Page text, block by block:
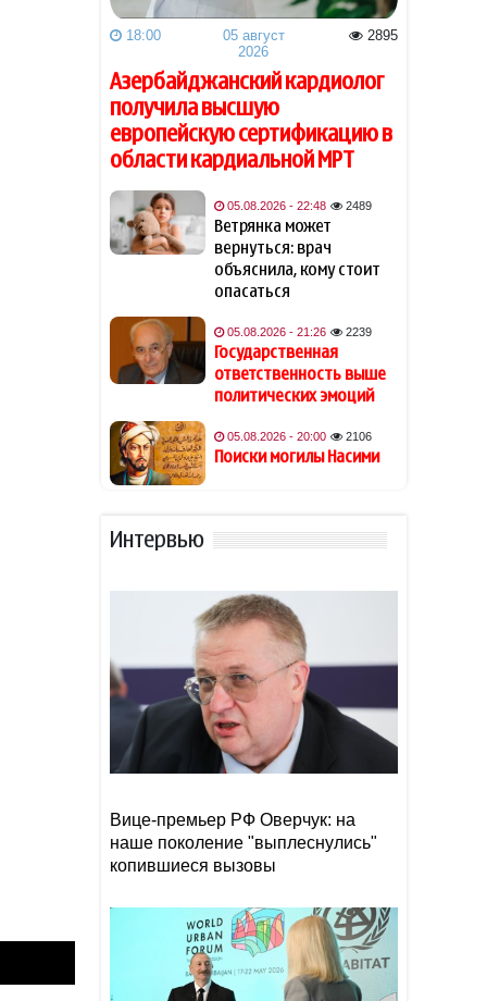
20:20
Радостная новость для
пассажиров бакинского
метро
20:00 Поиски могилы Насими
2.7 млн манатов будет
потрачено на закупку
медицинского кислорода
для больниц Азербайджана
В одном из торговых
несчастный случай
19:48
Хейли Бибер показала
фигуру в эффектном микро-
бикини с металлическим
блеском
спасению Земли после
гибели Солнца
Минимум 89 человек
погибли из-за наводнений в
индийском штате Ассам
19:28
Азербайджанские
тхэквондисты завоевали 22
медали на турнире Batumi
Open
18:00
05 август
2026
2895
Азербайджанский кардиолог
получила высшую
европейскую сертификацию в
области кардиальной МРТ
05.08.2026 - 22:48 2489
Ветрянка может
вернуться: врач
объяснила, кому стоит
опасаться
05.08.2026 - 21:26 2239
Государственная
ответственность выше
политических эмоций
05.08.2026 - 20:00 2106
Поиски могилы Насими
Интервью
Вице-премьер РФ Оверчук: на
наше поколение "выплеснулись"
копившиеся вызовы